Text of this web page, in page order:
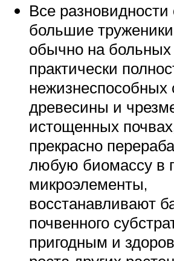
Все разновидности
большие
обычно на
практически
нежизнеспособных
древесины и
истощенных
прекрасно
любую биомассу в
микроэлементы,
восстанавливают
почвенного
пригодным и